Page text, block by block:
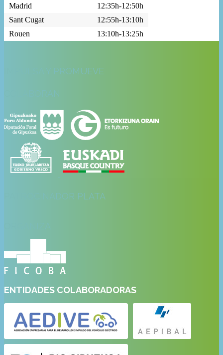
Madrid
12:35h-12:50h
Sant Cugat
12:55h-13:10h
Rouen
13:10h-13:25h
IMPULSA Y PROMUEVE
COLABORAN
PATROCINADOR PLATA
ENTIDADES COLABORADORAS